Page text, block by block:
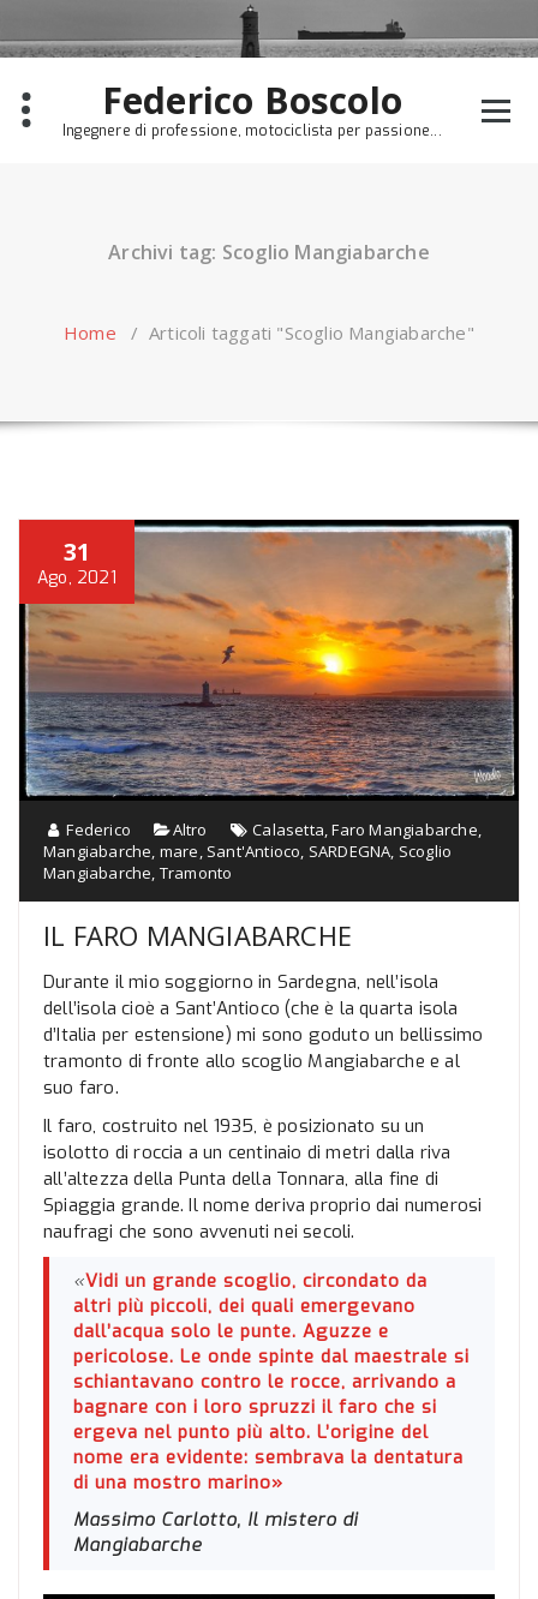
to
content
Federico Boscolo
Ingegnere di professione, motociclista per passione...
Archivi tag: Scoglio Mangiabarche
Home /Articoli taggati "Scoglio Mangiabarche"
31
Ago, 2021
Federico Altro Calasetta,Faro Mangiabarche,
Mangiabarche, mare, Sant'Antioco, SARDEGNA, Scoglio
Mangiabarche, Tramonto
IL FARO MANGIABARCHE
Durante il mio soggiorno in Sardegna, nell’isola
dell’isola cioè a Sant’Antioco (che è la quarta isola
d’Italia per estensione) mi sono goduto un bellissimo
tramonto di fronte allo scoglio Mangiabarche e al
suo faro.
Il faro, costruito nel 1935, è posizionato su un
isolotto di roccia a un centinaio di metri dalla riva
all’altezza della Punta della Tonnara, alla fine di
Spiaggia grande. Il nome deriva proprio dai numerosi
naufragi che sono avvenuti nei secoli.
«Vidi un grande scoglio, circondato da
altri più piccoli, dei quali emergevano
dall’acqua solo le punte. Aguzze e
pericolose. Le onde spinte dal maestrale si
schiantavano contro le rocce, arrivando a
bagnare con i loro spruzzi il faro che si
ergeva nel punto più alto. L’origine del
nome era evidente: sembrava la dentatura
di una mostro marino»
Massimo Carlotto, Il mistero di
Mangiabarche